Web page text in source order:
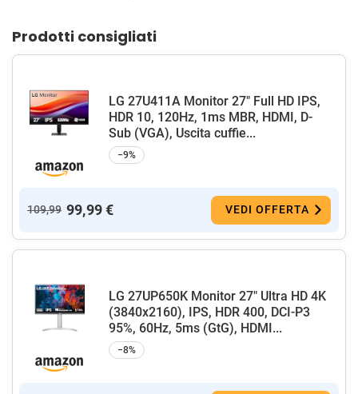
Prodotti consigliati
LG 27U411A Monitor 27" Full HD IPS,
HDR 10, 120Hz, 1ms MBR, HDMI, D-
Sub (VGA), Uscita cuffie...
−9%
109,99 99,99 € VEDI OFFERTA
LG 27UP650K Monitor 27" Ultra HD 4K
(3840x2160), IPS, HDR 400, DCI-P3
95%, 60Hz, 5ms (GtG), HDMI...
−8%